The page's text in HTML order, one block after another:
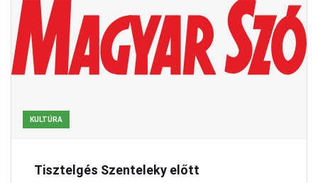
KULTÚRA
Tisztelgés Szenteleky előtt